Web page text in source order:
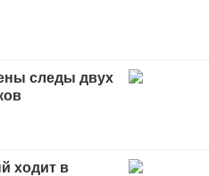
следы двух
ходит в